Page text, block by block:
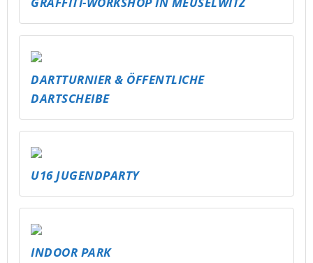
DARTTURNIER & ÖFFENTLICHE
DARTSCHEIBE
U16 JUGENDPARTY
INDOOR PARK